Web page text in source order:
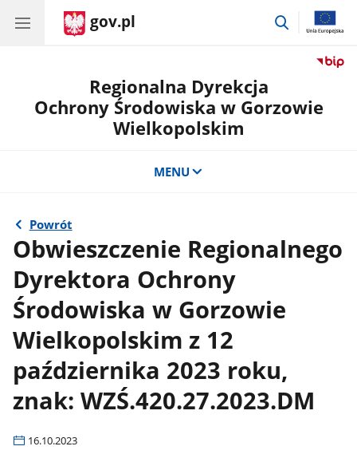
gov.pl
przejdź
Regionalna Dyrekcja
Ochrony Środowiska w Gorzowie
Wielkopolskim
MENU
Powrót
Obwieszczenie Regionalnego
Dyrektora Ochrony
Środowiska w Gorzowie
Wielkopolskim z 12
października 2023 roku,
znak: WZŚ.420.27.2023.DM
16.10.2023